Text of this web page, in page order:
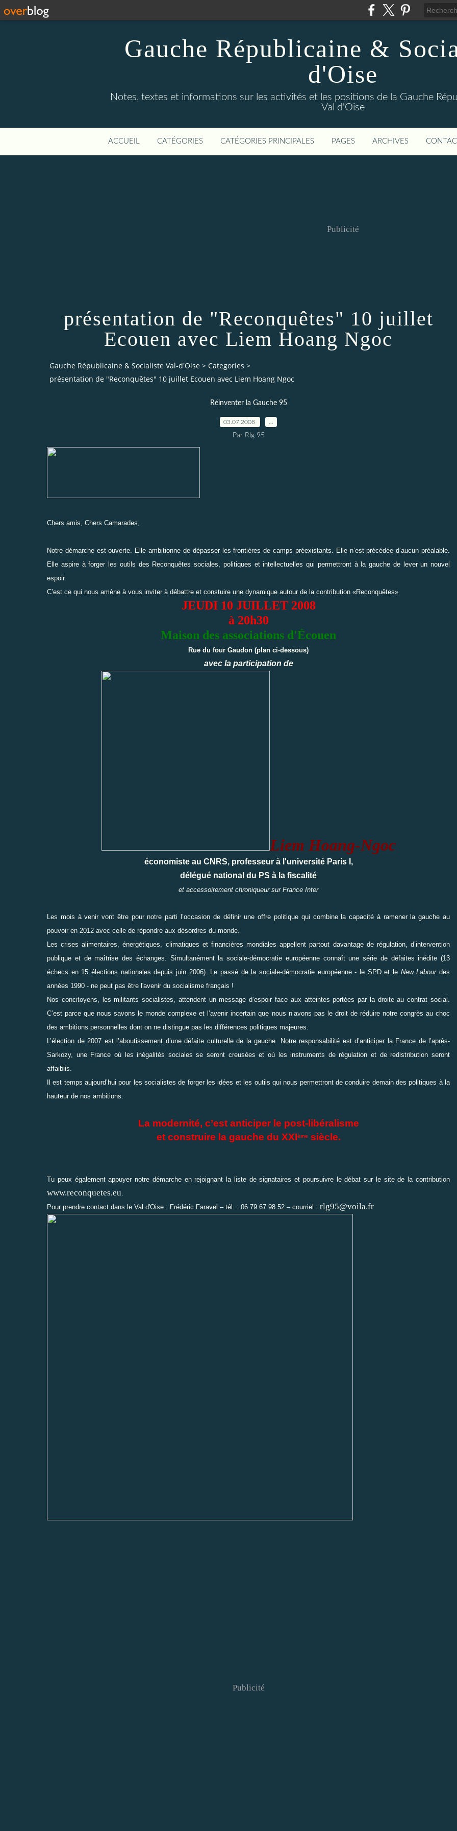
Gauche Républicaine &
d'Oise
Notes, textes et informations sur les activités et les positions de la Gauche
Val d'Oise
ACCUEIL CATÉGORIES CATÉGORIES PRINCIPALES PAGES ARCHIVES
Publicité
présentation de "Reconquêtes" 10 juillet
Ecouen avec Liem Hoang Ngoc
Gauche Républicaine & Socialiste Val-d'Oise > Categories >
présentation de "Reconquêtes" 10 juillet Ecouen avec Liem Hoang Ngoc
Réinventer la Gauche 95
03.07.2008
Par Rlg 95
Chers amis, Chers Camarades,
Notre démarche est ouverte. Elle ambitionne de dépasser les frontières de camps préexistants. Elle n’est précédée d’aucun préalable.
Elle aspire à forger les outils des Reconquêtes sociales, politiques et intellectuelles qui permettront à la gauche de lever un nouvel
espoir.
C’est ce qui nous amène à vous inviter à débattre et constuire une dynamique autour de la contribution «Reconquêtes»
JEUDI 10 JUILLET 2008
à 20h30
Maison des associations d'Écouen
Rue du four Gaudon (plan ci-dessous)
avec la participation de
Liem Hoang-Ngoc
économiste au CNRS, professeur à l'université Paris I,
délégué national du PS à la fiscalité
et accessoirement chroniqueur sur France Inter
Les mois à venir vont être pour notre parti l’occasion de définir une offre politique qui combine la capacité à ramener la gauche au
pouvoir en 2012 avec celle de répondre aux désordres du monde.
Les crises alimentaires, énergétiques, climatiques et financières mondiales appellent partout davantage de régulation, d’intervention
publique et de maîtrise des échanges. Simultanément la sociale-démocratie européenne connaît une série de défaites inédite (13
échecs en 15 élections nationales depuis juin 2006). Le passé de la sociale-démocratie européenne - le SPD et le New Labourdes
années 1990 - ne peut pas être l'avenir du socialisme français !
Nos concitoyens, les militants socialistes, attendent un message d’espoir face aux atteintes portées par la droite au contrat social.
C’est parce que nous savons le monde complexe et l’avenir incertain que nous n’avons pas le droit de réduire notre congrès au choc
des ambitions personnelles dont on ne distingue pas les différences politiques majeures.
L’élection de 2007 est l’aboutissement d’une défaite culturelle de la gauche. Notre responsabilité est d’anticiper la France de l’après-
Sarkozy, une France où les inégalités sociales se seront creusées et où les instruments de régulation et de redistribution seront
affaiblis.
Il est temps aujourd’hui pour les socialistes de forger les idées et les outils qui nous permettront de conduire demain des politiques à la
hauteur de nos ambitions.
La modernité, c’est anticiper le post-libéralisme
et construire la gauche du XXIème siècle.
Tu peux également appuyer notre démarche en rejoignant la liste de signataires et poursuivre le débat sur le site de la contribution
www.reconquetes.eu
Pour prendre contact dans le Val d'Oise : Frédéric Faravel – tél. : 06 79 67 98 52 – courriel : rlg95@voila.fr
Publicité